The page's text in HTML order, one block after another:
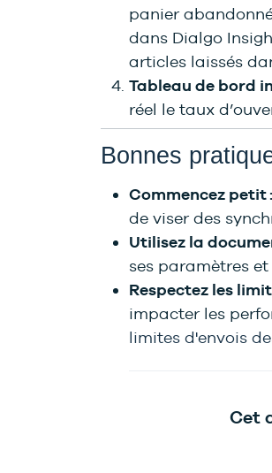
panier
dans Dialgo
articles laissés
Tableau de bord
réel le taux
Bonnes
Commencez petit :
de viser des
Utilisez la
ses paramètres et
Respectez les
impacter les
limites d'envois
Cet